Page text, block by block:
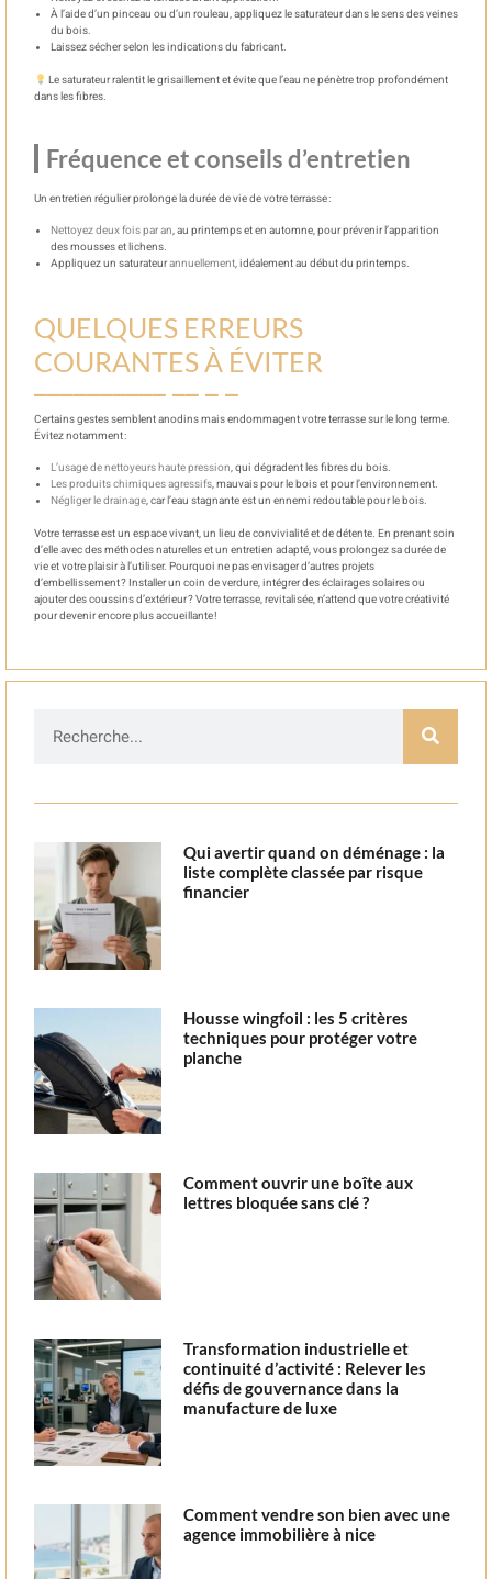
À l’aide d’un pinceau ou d’un rouleau, appliquez le saturateur dans le sens des veines
du bois.
Laissez sécher selon les indications du fabricant.
Le saturateur ralentit le grisaillement et évite que l’eau ne pénètre trop profondément
dans les fibres.
Fréquence et conseils d’entretien
Un entretien régulier prolonge la durée de vie de votre terrasse :
Nettoyez deux fois par an, au printemps et en automne, pour prévenir l’apparition
des mousses et lichens.
Appliquez un saturateurannuellement, idéalement au début du printemps.
QUELQUES ERREURS
COURANTES À ÉVITER
Certains gestes semblent anodins mais endommagent votre terrasse sur le long terme.
Évitez notamment :
L’usage de nettoyeurs haute pression, qui dégradent les fibres du bois.
Les produits chimiques agressifs, mauvais pour le bois et pour l’environnement.
Négliger le drainage, car l’eau stagnante est un ennemi redoutable pour le bois.
Votre terrasse est un espace vivant, un lieu de convivialité et de détente. En prenant soin
d’elle avec des méthodes naturelles et un entretien adapté, vous prolongez sa durée de
vie et votre plaisir à l’utiliser. Pourquoi ne pas envisager d’autres projets
d’embellissement ? Installer un coin de verdure, intégrer des éclairages solaires ou
ajouter des coussins d’extérieur ? Votre terrasse, revitalisée, n’attend que votre créativité
pour devenir encore plus accueillante !
Qui avertir quand on déménage : la
liste complète classée par risque
financier
Housse wingfoil : les 5 critères
techniques pour protéger votre
planche
Comment ouvrir une boîte aux
lettres bloquée sans clé ?
Transformation industrielle et
continuité d’activité : Relever les
défis de gouvernance dans la
manufacture de luxe
Comment vendre son bien avec une
agence immobilière à nice